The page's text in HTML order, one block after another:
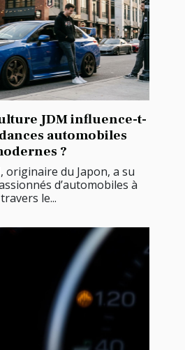
JDM influence-t-
automobiles
?
originaire du Japon, a su
d’automobiles à
travers le...